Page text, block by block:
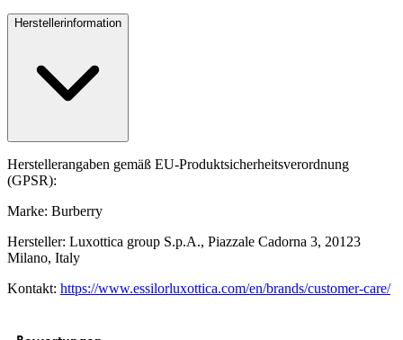
Herstellerinformation
Herstellerangaben gemäß EU-Produktsicherheitsverordnung
(GPSR):
Marke: Burberry
Hersteller: Luxottica group S.p.A., Piazzale Cadorna 3, 20123
Milano, Italy
Kontakt: https://www.essilorluxottica.com/en/brands/customer-care/